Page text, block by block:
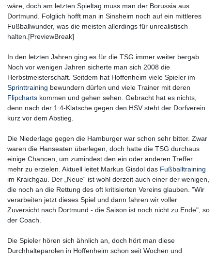
wäre, doch am letzten Spieltag muss man der Borussia aus
Dortmund. Folglich hofft man in Sinsheim noch auf ein mittleres
Fußballwunder, was die meisten allerdings für unrealistisch
halten.[PreviewBreak]
In den letzten Jahren ging es für die TSG immer weiter bergab.
Noch vor wenigen Jahren sicherte man sich 2008 die
Herbstmeisterschaft. Seitdem hat Hoffenheim viele Spieler im
Sprinttraining bewundern dürfen und viele Trainer mit deren
Flipcharts kommen und gehen sehen. Gebracht hat es nichts,
denn nach der 1:4-Klatsche gegen den HSV steht der Dorfverein
kurz vor dem Abstieg.
Die Niederlage gegen die Hamburger war schon sehr bitter. Zwar
waren die Hanseaten überlegen, doch hatte die TSG durchaus
einige Chancen, um zumindest den ein oder anderen Treffer
mehr zu erzielen. Aktuell leitet Markus Gisdol das Fußballtraining
im Kraichgau. Der „Neue“ ist wohl derzeit auch einer der wenigen,
die noch an die Rettung des oft kritisierten Vereins glauben. "Wir
verarbeiten jetzt dieses Spiel und dann fahren wir voller
Zuversicht nach Dortmund - die Saison ist noch nicht zu Ende", so
der Coach.
Die Spieler hören sich ähnlich an, doch hört man diese
Durchhalteparolen in Hoffenheim schon seit Wochen und